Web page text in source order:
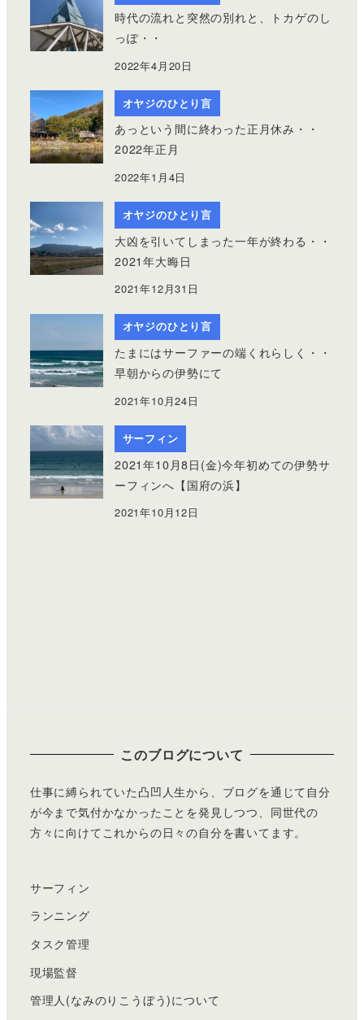
時代の流れと突然の別れと、トカゲのし
っぽ・・
2022年4月20日
オヤジのひとり言
あっという間に終わった正月休み・・
2022年正月
2022年1月4日
オヤジのひとり言
大凶を引いてしまった一年が終わる・・
2021年大晦日
2021年12月31日
オヤジのひとり言
たまにはサーファーの端くれらしく・・
早朝からの伊勢にて
2021年10月24日
サーフィン
2021年10月8日(金)今年初めての伊勢サ
ーフィンへ【国府の浜】
2021年10月12日
このブログについて
仕事に縛られていた凸凹人生から、ブログを通じて自分
が今まで気付かなかったことを発見しつつ、同世代の
方々に向けてこれからの日々の自分を書いてます。
サーフィン
ランニング
タスク管理
現場監督
管理人(なみのりこうぼう)について